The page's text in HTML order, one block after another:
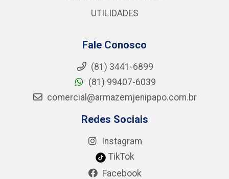
UTILIDADES
Fale Conosco
(81) 3441-6899
(81) 99407-6039
comercial@armazemjenipapo.com.br
Redes Sociais
Instagram
TikTok
Facebook